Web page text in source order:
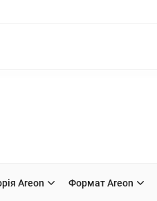
Areon Формат Areon